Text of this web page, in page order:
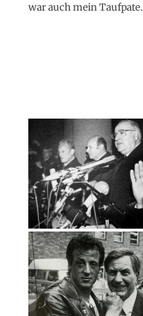
war auch mein Taufpate.